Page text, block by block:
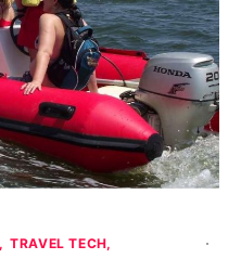
TRAVEL TECH